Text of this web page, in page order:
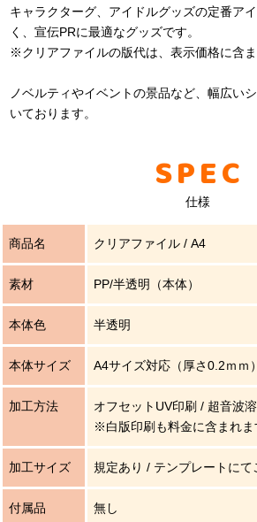
キャラクターグ、アイドルグッズの定番ア
く、宣伝PRに最適なグッズです。
※クリアファイルの版代は、表示価格に含ま
ノベルティやイベントの景品など、幅広い
いております。
SPEC
仕様
商品名 クリアファイル / A4
素材 PP/半透明（本体）
本体色 半透明
本体サイズ A4サイズ対応（厚さ0.2ｍｍ）
加工方法
オフセットUV印刷 / 超音波
※白版印刷も料金に含まれま
加工サイズ 規定あり / テンプレートにて
付属品 無し